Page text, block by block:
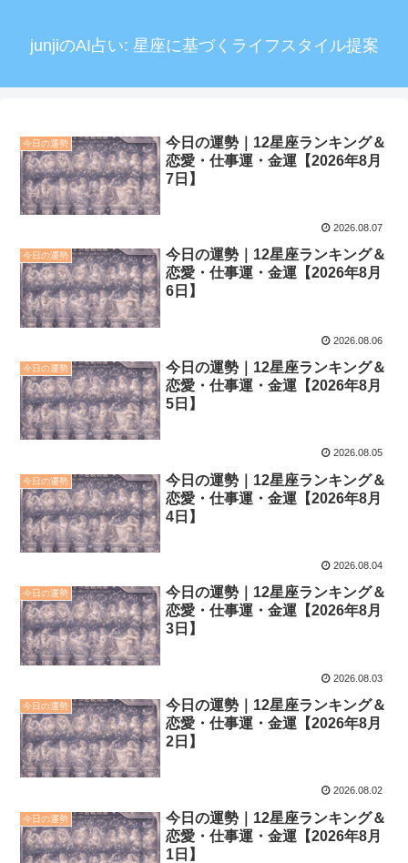
junjiのAI占い: 星座に基づくライフスタイル提案
今日の運勢
今日の運勢｜12星座ランキング＆
恋愛・仕事運・金運【2026年8月
7日】
2026.08.07
今日の運勢
今日の運勢｜12星座ランキング＆
恋愛・仕事運・金運【2026年8月
6日】
2026.08.06
今日の運勢
今日の運勢｜12星座ランキング＆
恋愛・仕事運・金運【2026年8月
5日】
2026.08.05
今日の運勢
今日の運勢｜12星座ランキング＆
恋愛・仕事運・金運【2026年8月
4日】
2026.08.04
今日の運勢
今日の運勢｜12星座ランキング＆
恋愛・仕事運・金運【2026年8月
3日】
2026.08.03
今日の運勢
今日の運勢｜12星座ランキング＆
恋愛・仕事運・金運【2026年8月
2日】
2026.08.02
今日の運勢
今日の運勢｜12星座ランキング＆
恋愛・仕事運・金運【2026年8月
1日】